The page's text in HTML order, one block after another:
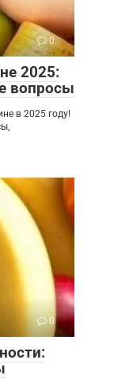
0
2025:
вопросы
в 2025 году!
0